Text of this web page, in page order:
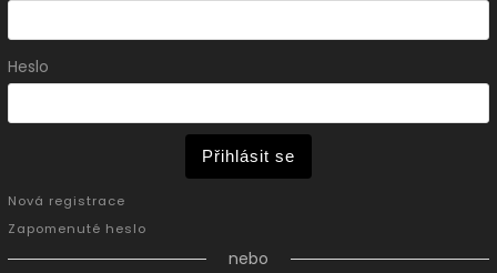
Heslo
Přihlásit se
Nová registrace
Zapomenuté heslo
nebo